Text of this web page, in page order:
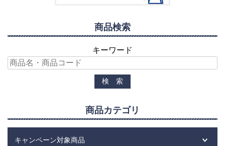
商品検索
キーワード
商品カテゴリ
キャンペーン対象商品